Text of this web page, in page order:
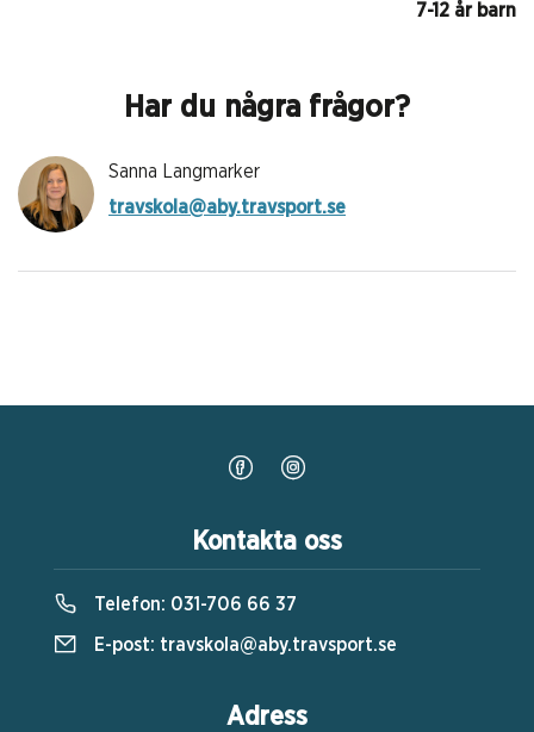
7-12 år barn
Har du några frågor?
Sanna Langmarker
travskola@aby.travsport.se
Kontakta oss
Telefon: 031-706 66 37
E-post: travskola@aby.travsport.se
Adress